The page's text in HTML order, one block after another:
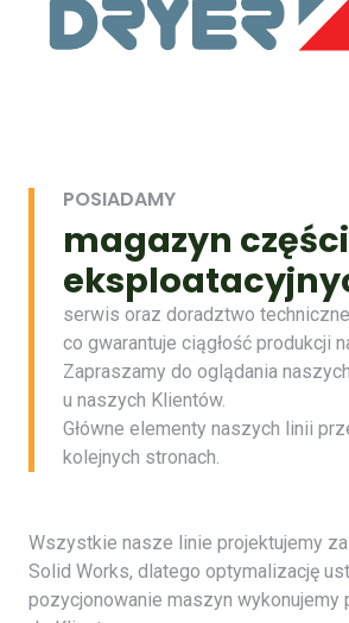
POSIADAMY
magazyn części
serwis oraz doradztwo
co gwarantuje ciągłość produkcji
Zapraszamy do oglądania
u naszych Klientów.
Główne elementy naszych linii
kolejnych stronach.
Wszystkie nasze linie projektujemy
Solid Works, dlatego optymalizację
pozycjonowanie maszyn wykonujemy